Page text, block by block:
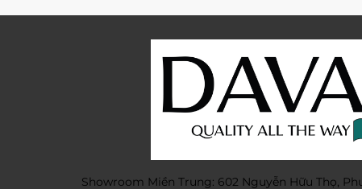
Showroom Miền Trung: 602 Nguyễn Hữu Thọ,